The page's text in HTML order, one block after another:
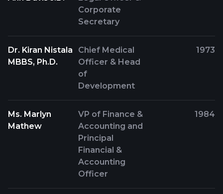
Corporate
Secretary
Dr. Kiran Nistala
MBBS, Ph.D.
Chief Medical
Officer & Head
of
Development
1973
Ms. Marlyn
Mathew
VP of Finance &
Accounting and
Principal
Financial &
Accounting
Officer
1984